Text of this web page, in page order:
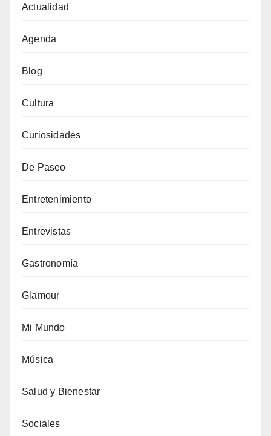
Actualidad
Agenda
Blog
Cultura
Curiosidades
De Paseo
Entretenimiento
Entrevistas
Gastronomía
Glamour
Mi Mundo
Música
Salud y Bienestar
Sociales